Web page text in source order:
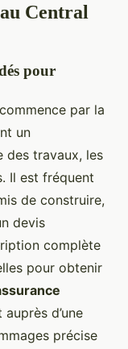
Central
pour
par la
un
des travaux, les
Il est fréquent
de construire,
devis
complète
pour obtenir
d’une
précise